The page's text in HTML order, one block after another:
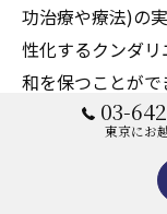
功治療や療法)の
性化するクンダリ
和を保つことが
平穏と身体の健
遠隔施術(天
03-
東京にお